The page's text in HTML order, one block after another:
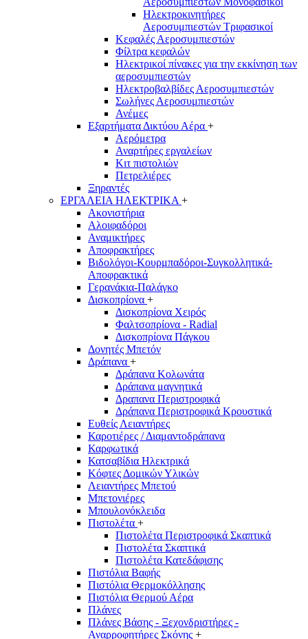
Ηλεκτροκινητήρες
Αεροσυμπιεστών Τριφασικοί
Κεφαλές Αεροσυμπιεστών
Φίλτρα κεφαλών
Ηλεκτρικοί πίνακες για την εκκίνηση των
αεροσυμπιεστών
Ηλεκτροβαλβίδες Αεροσυμπιεστών
Σωλήνες Αεροσυμπιεστών
Ανέμες
Εξαρτήματα Δικτύου Αέρα +
Αερόμετρα
Αναρτήρες εργαλείων
Κιτ πιστολιών
Πετρελιέρες
Ξηραντές
ΕΡΓΑΛΕΙΑ ΗΛΕΚΤΡΙΚΑ +
Ακονιστήρια
Αλοιφαδόροι
Αναμικτήρες
Αποφρακτήρες
Βιδολόγοι-Κουρμπαδόροι-Συγκολλητικά-
Αποφρακτικά
Γερανάκια-Παλάγκο
Δισκοπρίονα +
Δισκοπρίονα Χειρός
Φαλτσοπρίονα - Radial
Δισκοπρίονα Πάγκου
Δονητές Μπετόν
Δράπανα +
Δράπανα Κολωνάτα
Δράπανα μαγνητικά
Δραπανα Περιστροφικά
Δράπανα Περιστροφικά Κρουστικά
Ευθείς Λειαντήρες
Καροτιέρες / Διαμαντοδράπανα
Καρφωτικά
Κατσαβίδια Ηλεκτρικά
Κόφτες Δομικών Υλικών
Λειαντήρες Μπετού
Μπετονιέρες
Μπουλονόκλειδα
Πιστολέτα +
Πιστολέτα Περιστροφικά Σκαπτικά
Πιστολέτα Σκαπτικά
Πιστολέτα Κατεδάφισης
Πιστόλια Βαφής
Πιστόλια Θερμοκόλλησης
Πιστόλια Θερμού Αέρα
Πλάνες
Πλάνες Βάσης - Ξεχονδριστήρες -
Αναρροφητήρες Σκόνης +